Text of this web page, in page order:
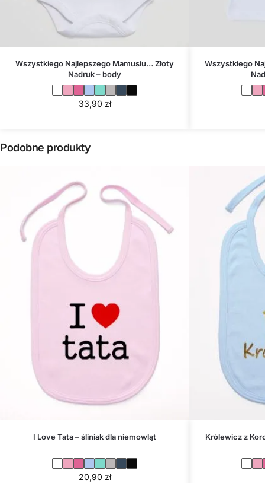
Wszystkiego Najlepszego Mamusiu… Złoty
Nadruk – body
33,90 zł
Wszystkiego
Podobne produkty
I Love Tata – śliniak dla niemowląt
20,90 zł
Królewicz z